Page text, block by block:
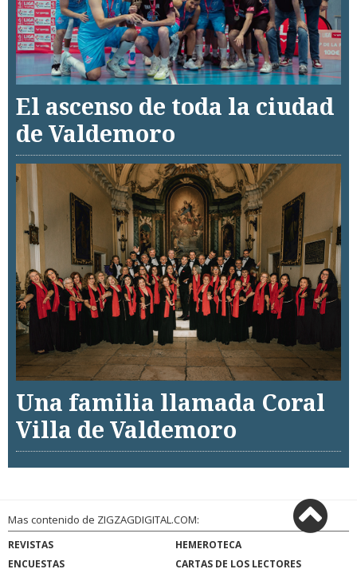
El ascenso de toda la ciudad
de Valdemoro
Una familia llamada Coral
Villa de Valdemoro
Mas contenido de ZIGZAGDIGITAL.COM:
REVISTAS
HEMEROTECA
ENCUESTAS
CARTAS DE LOS LECTORES